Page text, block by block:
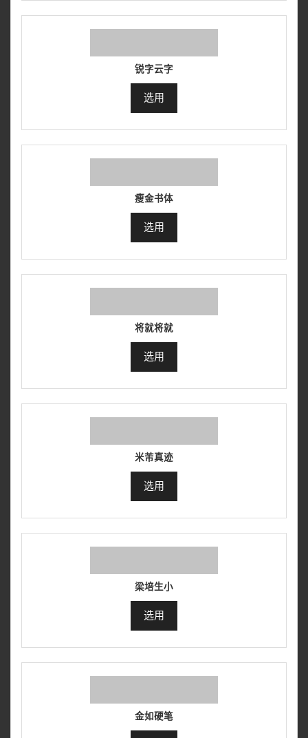
锐字云字
选用
瘦金书体
选用
将就将就
选用
米芾真迹
选用
梁培生小
选用
金如硬笔